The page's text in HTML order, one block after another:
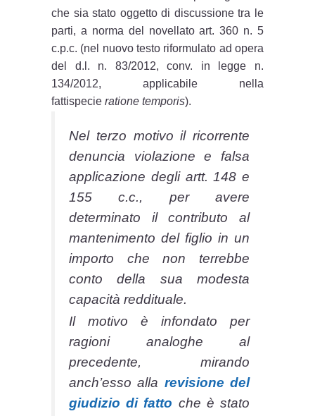
che sia stato oggetto di discussione tra le
parti, a norma del novellato art. 360 n. 5
c.p.c. (nel nuovo testo riformulato ad opera
del d.l. n. 83/2012, conv. in legge n.
134/2012, applicabile nella
fattispecieratione temporis).
Nel terzo motivo il ricorrente
denuncia violazione e falsa
applicazione degli artt. 148 e
155 c.c., per avere
determinato il contributo al
mantenimento del figlio in un
importo che non terrebbe
conto della sua modesta
capacità reddituale.
Il motivo è infondato per
ragioni analoghe al
precedente, mirando
anch’esso alla revisione del
giudizio di fatto che è stato